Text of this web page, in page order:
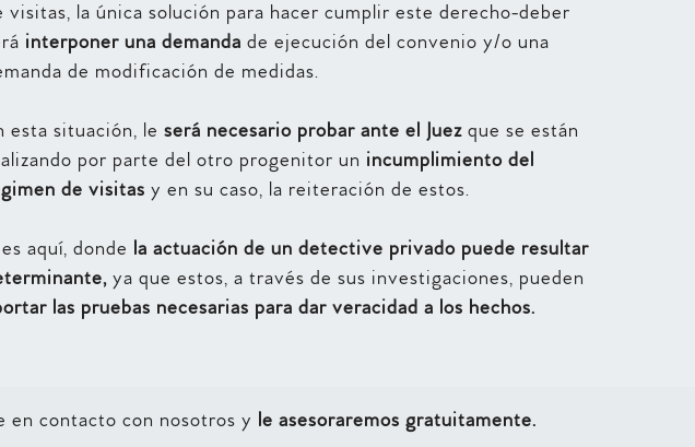
visitas, la única solución para hacer cumplir este derecho-deber
interponer una demanda de ejecución del convenio y/o una
de modificación de medidas.
esta situación, le será necesario probar ante el Juez que se están
por parte del otro progenitor un incumplimiento del
de visitas y en su caso, la reiteración de estos.
es aquí, donde la actuación de un detective privado puede resultar
ya que estos, a través de sus investigaciones, pueden
las pruebas necesarias para dar veracidad a los hechos.
en contacto con nosotros y le asesoraremos gratuitamente.